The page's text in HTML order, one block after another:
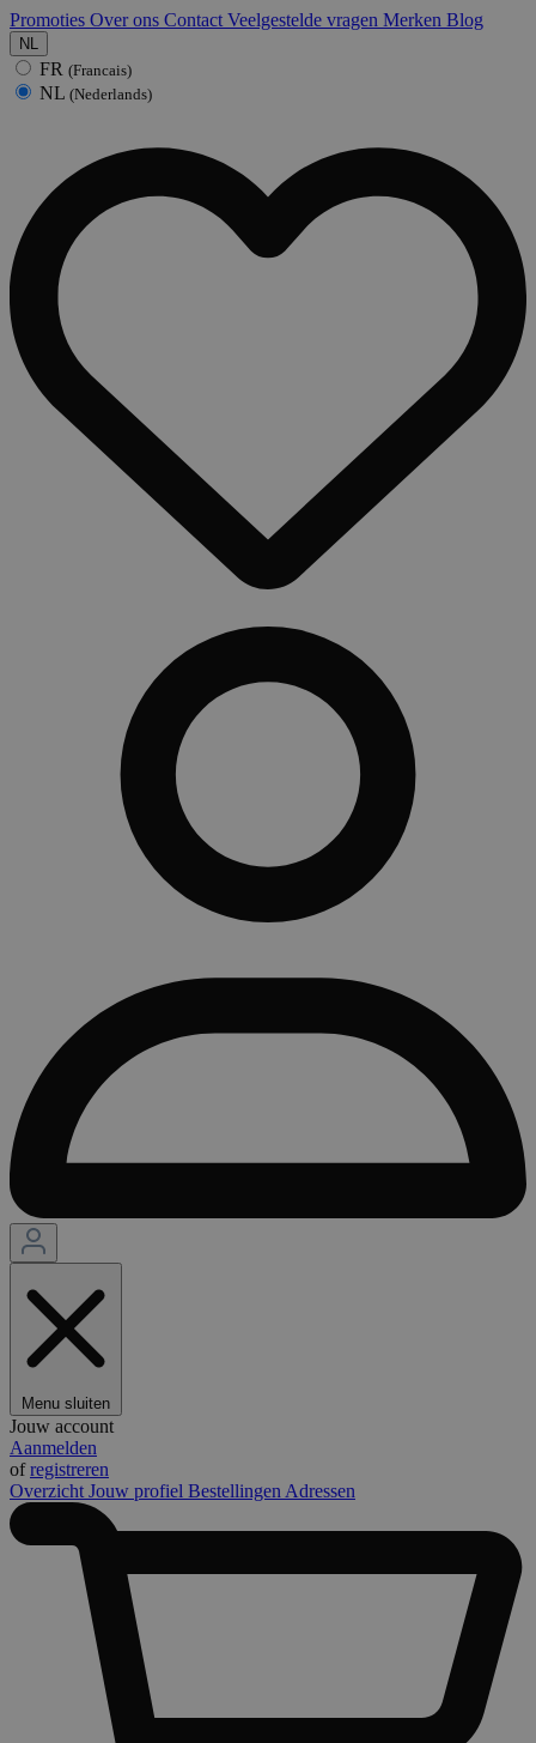
Promoties Over ons Contact Veelgestelde vragen Merken Blog
NL
FR (Francais)
NL (Nederlands)
Menu sluiten
Jouw account
Aanmelden
ofregistreren
Overzicht Jouw profiel Bestellingen Adressen